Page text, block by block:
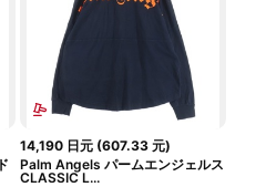
14,190 日元 (607.33 元)
Palm Angels パームエンジェルス
CLASSIC L...